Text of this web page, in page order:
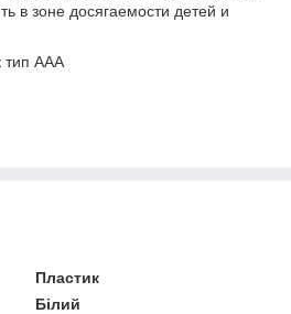
в зоне досягаемости детей и
тип ААА
Пластик
Білий